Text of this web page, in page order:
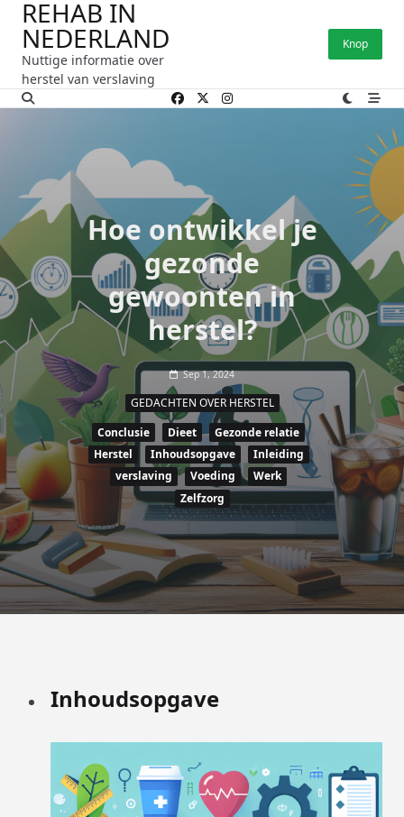
naar
inhoud
REHAB IN
NEDERLAND
Nuttige informatie over
herstel van verslaving
Knop
Hoe ontwikkel je
gezonde
gewoonten in
herstel?
Sep 1, 2024
GEDACHTEN OVER HERSTEL
Conclusie
Dieet
Gezonde relatie
Herstel
Inhoudsopgave
Inleiding
verslaving
Voeding
Werk
Zelfzorg
Inhoudsopgave